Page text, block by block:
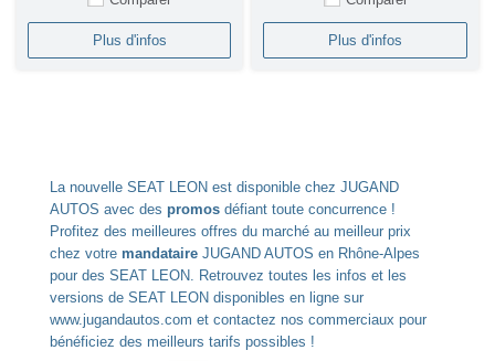
Plus d'infos Plus d'infos
La nouvelle SEAT LEON est disponible chez JUGAND
AUTOS avec des promos défiant toute concurrence !
Profitez des meilleures offres du marché au meilleur prix
chez votre mandataire JUGAND AUTOS en Rhône-Alpes
pour des SEAT LEON. Retrouvez toutes les infos et les
versions de SEAT LEON disponibles en ligne sur
www.jugandautos.com et contactez nos commerciaux pour
bénéficiez des meilleurs tarifs possibles !